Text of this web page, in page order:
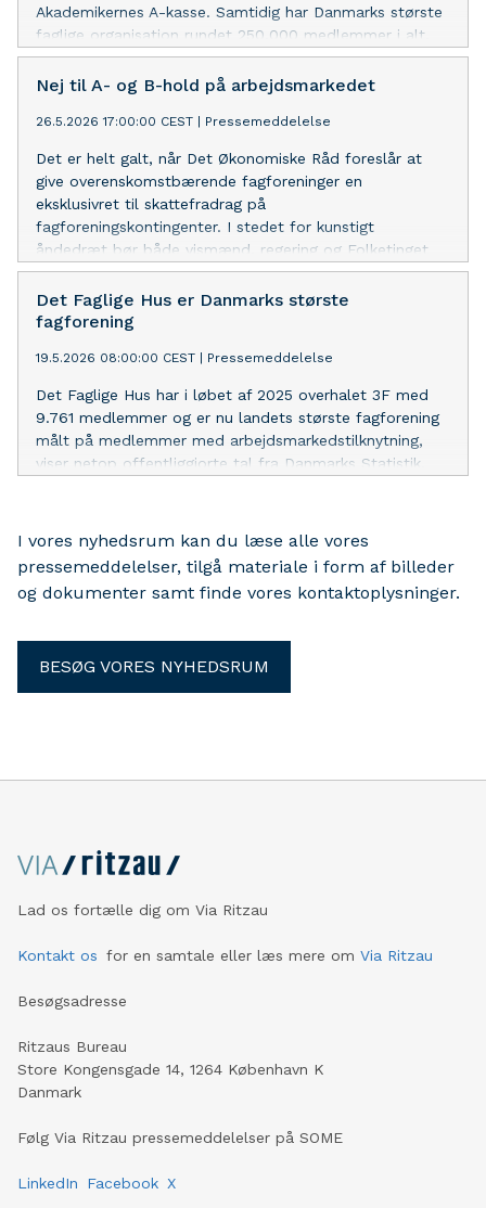
Akademikernes A-kasse. Samtidig har Danmarks største
faglige organisation rundet 250.000 medlemmer i alt.
Nej til A- og B-hold på arbejdsmarkedet
26.5.2026 17:00:00 CEST Pressemeddelelse
Det er helt galt, når Det Økonomiske Råd foreslår at
give overenskomstbærende fagforeninger en
eksklusivret til skattefradrag på
fagforeningskontingenter. I stedet for kunstigt
åndedræt bør både vismænd, regering og Folketinget
stille krav, så ovenstående fagforeninger kan trække
vejret selv, lyder meldingen fra Det Faglige Hus.
Det Faglige Hus er Danmarks største
fagforening
19.5.2026 08:00:00 CEST Pressemeddelelse
Det Faglige Hus har i løbet af 2025 overhalet 3F med
9.761 medlemmer og er nu landets største fagforening
målt på medlemmer med arbejdsmarkedstilknytning,
viser netop offentliggjorte tal fra Danmarks Statistik.
I vores nyhedsrum kan du læse alle vores
pressemeddelelser, tilgå materiale i form af billeder
og dokumenter samt finde vores kontaktoplysninger.
BESØG VORES NYHEDSRUM
Lad os fortælle dig om Via Ritzau
Kontakt os for en samtale eller læs mere om Via Ritzau
Besøgsadresse
Ritzaus Bureau
Store Kongensgade 14, 1264 København K
Danmark
Følg Via Ritzau pressemeddelelser på SOME
LinkedIn Facebook X